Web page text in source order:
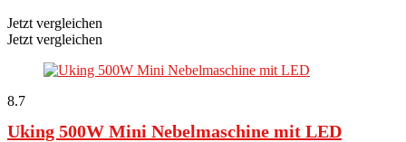
Jetzt vergleichen
Jetzt vergleichen
8.7
Uking 500W Mini Nebelmaschine mit LED